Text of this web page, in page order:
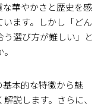
華やかさと歴史を感
ます。しかし「どん
選び方が難しい」と
本的な特徴から魅
説します。さらに、